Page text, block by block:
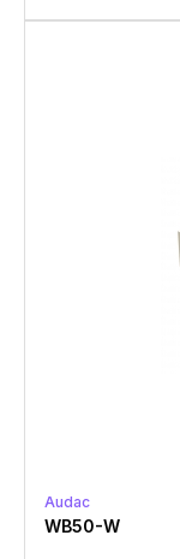
Audac
WB50-W